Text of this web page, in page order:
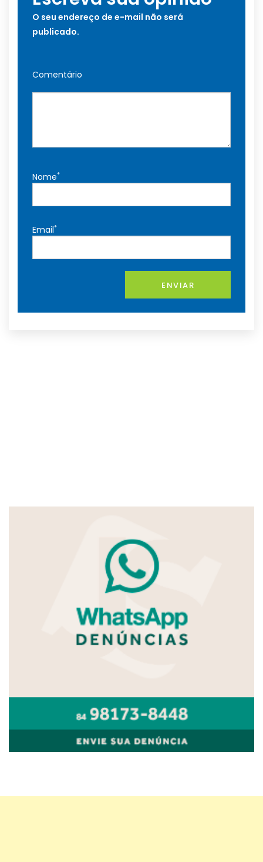
O seu endereço de e-mail não será
publicado.
Comentário
Nome*
Email*
ENVIAR